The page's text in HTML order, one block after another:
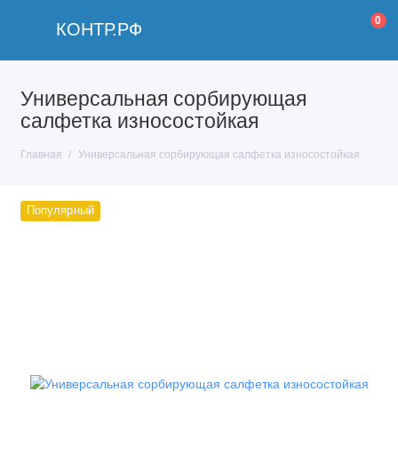
КОНТР.РФ 0
Универсальная сорбирующая
салфетка износостойкая
Главная Универсальная сорбирующая салфетка износостойкая
Популярный